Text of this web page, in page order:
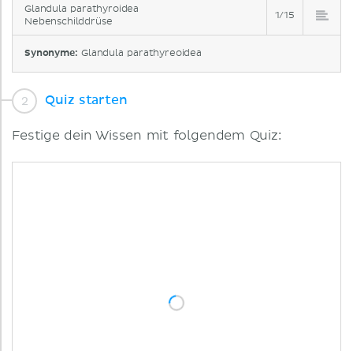
Glandula parathyroidea
Nebenschilddrüse
1/15
Synonyme: Glandula parathyreoidea
Quiz starten
Festige dein Wissen mit folgendem Quiz: